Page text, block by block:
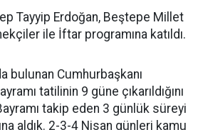
Tayyip Erdoğan, Beştepe Millet
ile İftar programına katıldı.
bulunan Cumhurbaşkanı
tatilinin 9 güne çıkarıldığını
takip eden 3 günlük süreyi
aldık. 2-3-4 Nisan günleri kamu